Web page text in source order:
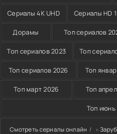
Сериалы 4K UHD Сериалы HD
Дорамы Топ сериалов
Топ сериалов 2023 Топ
Топ сериалов 2026 Топ
Топ март 2026 Топ
Топ июнь
Смотреть сериалы онлайн »